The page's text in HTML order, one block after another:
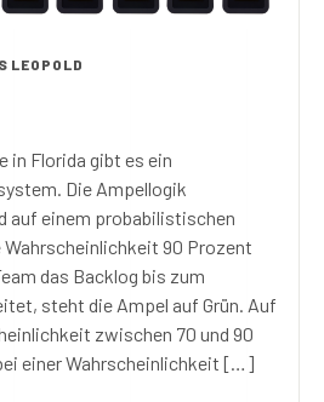
LEOPOLD
in Florida gibt es ein
Die Ampellogik
auf einem probabilistischen
90 Prozent
das Backlog bis zum
steht die Ampel auf Grün. Auf
zwischen 70 und 90
einer Wahrscheinlichkeit […]